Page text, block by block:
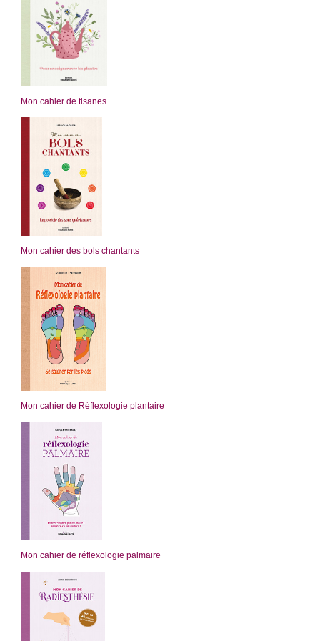
Mon cahier de tisanes
Mon cahier des bols chantants
Mon cahier de Réflexologie plantaire
Mon cahier de réflexologie palmaire